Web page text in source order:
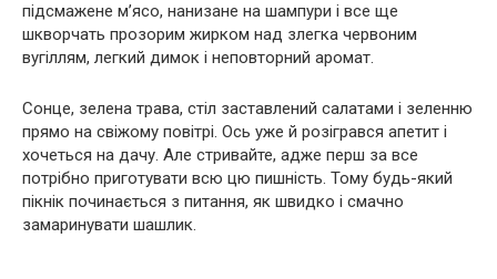
підсмажене м’ясо, нанизане на шампури і все ще
шкворчать прозорим жирком над злегка червоним
вугіллям, легкий димок і неповторний аромат.
Сонце, зелена трава, стіл заставлений салатами і зеленню
прямо на свіжому повітрі. Ось уже й розігрався апетит і
хочеться на дачу. Але стривайте, адже перш за все
потрібно приготувати всю цю пишність. Тому будь-який
пікнік починається з питання, як швидко і смачно
замаринувати шашлик.